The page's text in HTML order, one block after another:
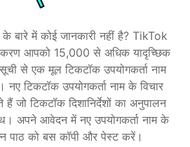
के बारे में कोई जानकारी नहीं है? TikTok
आपको 15,000 से अधिक यादृच्छिक
से एक मूल टिकटॉक उपयोगकर्ता नाम
नए टिकटॉक उपयोगकर्ता नाम के विचार
जो टिकटॉक दिशानिर्देशों का अनुपालन
अपने आवेदन में नए उपयोगकर्ता नाम के
पाठ को बस कॉपी और पेस्ट करें।